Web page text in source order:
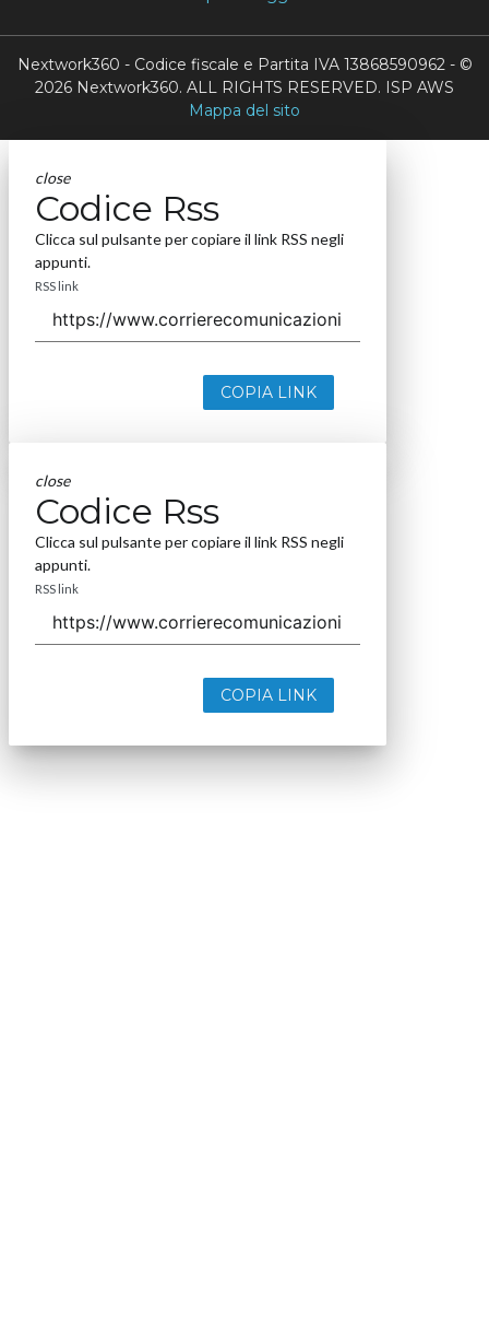
Nextwork360 - Codice fiscale e Partita IVA 13868590962 - ©
2026 Nextwork360. ALL RIGHTS RESERVED. ISP AWS
Mappa del sito
close
Codice Rss
Clicca sul pulsante per copiare il link RSS negli
appunti.
RSS link
COPIA LINK
close
Codice Rss
Clicca sul pulsante per copiare il link RSS negli
appunti.
RSS link
COPIA LINK